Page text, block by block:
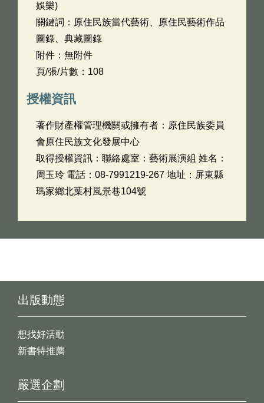
娛樂)
關鍵詞：原住民族當代藝術、原住民藝術作品
圖錄、典藏圖錄
附件：無附件
頁/張/片數：108
授權資訊
著作財產權管理機關或擁有者：原住民族委員
會原住民族文化發展中心
取得授權資訊：聯絡處室：藝術展演組 姓名：
周玉玲 電話：08-7991219-267 地址：屏東縣
瑪家鄉北葉村風景巷104號
出版動態
想找好活動
新書特推薦
嚴選企劃